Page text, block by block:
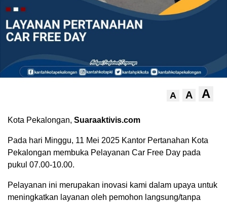
A A A
Kota Pekalongan, Suaraaktivis.com
Pada hari Minggu, 11 Mei 2025 Kantor Pertanahan Kota
Pekalongan membuka Pelayanan Car Free Day pada
pukul 07.00-10.00.
Pelayanan ini merupakan inovasi kami dalam upaya untuk
meningkatkan layanan oleh pemohon langsung/tanpa